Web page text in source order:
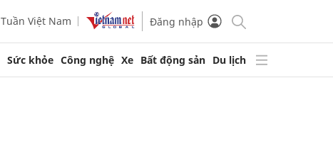
Tuần Việt Nam Đăng nhập
Sức khỏe Công nghệ Xe Bất động sản Du lịch